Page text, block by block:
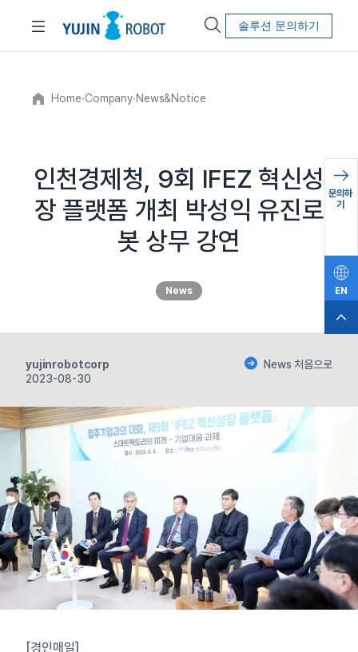
솔루션 문의하기
Home∙Company∙News&Notice
인천경제청, 9회 IFEZ 혁신성
장 플랫폼 개최 박성익 유진로
봇 상무 강연
News
yujinrobotcorp
2023-08-30
News 처음으로
[경인매일]
문의하
기
EN